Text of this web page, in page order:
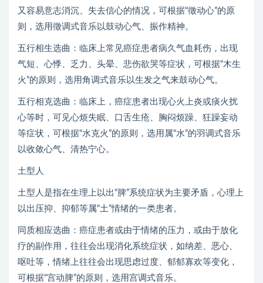
又容易意志消沉、失去信心的情况，可根据“徵动心”的原
则，选用徵调式音乐以鼓动心气、振作精神。
五行相生选曲：临床上常见癌症患者病久气血耗伤，出现
气短、心悸、乏力、头晕、悲伤欲哭等症状，可根据“木生
火”的原则，选用角调式音乐以生发之气来鼓动心气。
五行相克选曲：临床上，癌症患者出现心火上炎或痰火扰
心等时，可见心烦失眠、口舌生疮、胸闷烦躁、狂躁妄动
等症状，可根据“水克火”的原则，选用属“水”的羽调式音乐
以收敛心气、清热宁心。
土型人
土型人是指在生理上以出“脾”系统症状为主要矛盾，心理上
以出压抑、抑郁等属“土”情绪的一类患者。
同质相应选曲：癌症患者或由于情绪的压力，或由于放化
疗的副作用，往往会出现消化系统症状，如纳差、恶心、
呕吐等，情绪上往往会出现思虑过度、郁郁寡欢等变化，
可根据“宫动脾”的原则，选用宫调式音乐。